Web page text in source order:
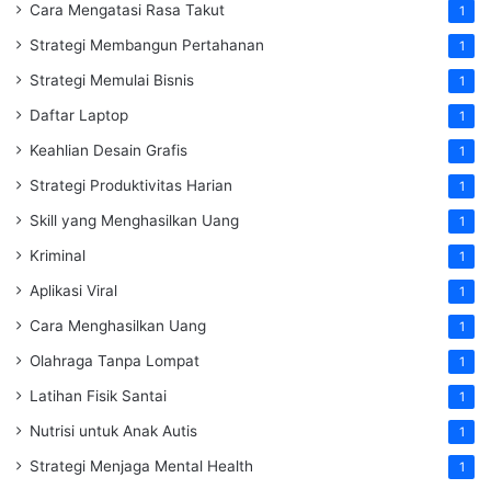
Cara Mengatasi Rasa Takut 1
Strategi Membangun Pertahanan 1
Strategi Memulai Bisnis 1
Daftar Laptop 1
Keahlian Desain Grafis 1
Strategi Produktivitas Harian 1
Skill yang Menghasilkan Uang 1
Kriminal 1
Aplikasi Viral 1
Cara Menghasilkan Uang 1
Olahraga Tanpa Lompat 1
Latihan Fisik Santai 1
Nutrisi untuk Anak Autis 1
Strategi Menjaga Mental Health 1